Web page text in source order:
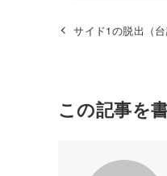
サイド1の脱出（
この記事を